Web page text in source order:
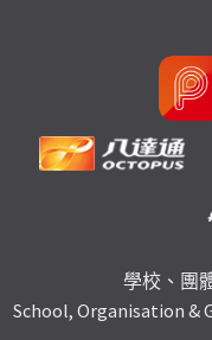
學校、團
School, Organisation &